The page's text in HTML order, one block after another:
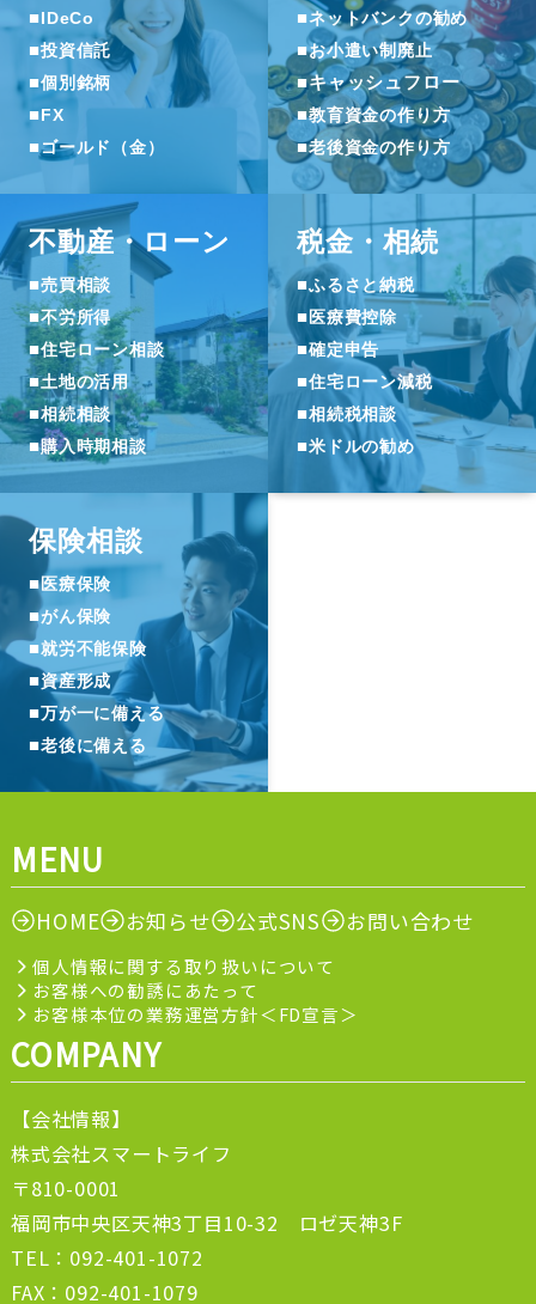
■ IDeCo
■投資信託
■個別銘柄
■FX
■ゴールド（金）
■ネットバンクの勧め
■お小遣い制廃止
■キャッシュフロー
■教育資金の作り方
■老後資金の作り方
不動産・ローン
■売買相談
■不労所得
■住宅ローン相談
■土地の活用
■相続相談
■購入時期相談
税金・相続
■ふるさと納税
■ 医療費控除
■確定申告
■住宅ローン減税
■相続税相談
■米ドルの勧め
保険相談
■医療保険
■がん保険
■就労不能保険
■資産形成
■万が一に備える
■老後に備える
MENU
HOME お知らせ 公式SNS お問い合わせ
個人情報に関する取り扱いについて
お客様への勧誘にあたって
お客様本位の業務運営方針＜FD宣言＞
COMPANY
【会社情報】
株式会社スマートライフ
〒810-0001
福岡市中央区天神3丁目10-32 ロゼ天神3F
TEL：092-401-1072
FAX：092-401-1079